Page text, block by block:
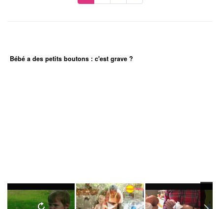
Bébé a des petits boutons : c'est grave ?